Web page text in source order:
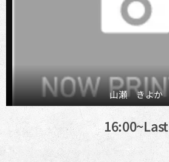
山瀬 きよか
16:00~Last